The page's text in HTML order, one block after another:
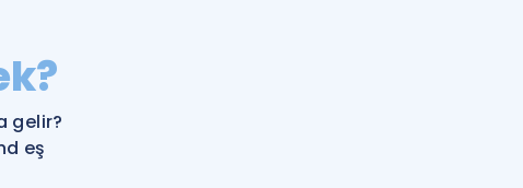
Puan Hesaplama Aracı
Hazırlananlar için Öneriler
Remzi Hoca ile seni sınava hazırlayacak onlarca eğitim seni bekliyor!
gelir?
eş